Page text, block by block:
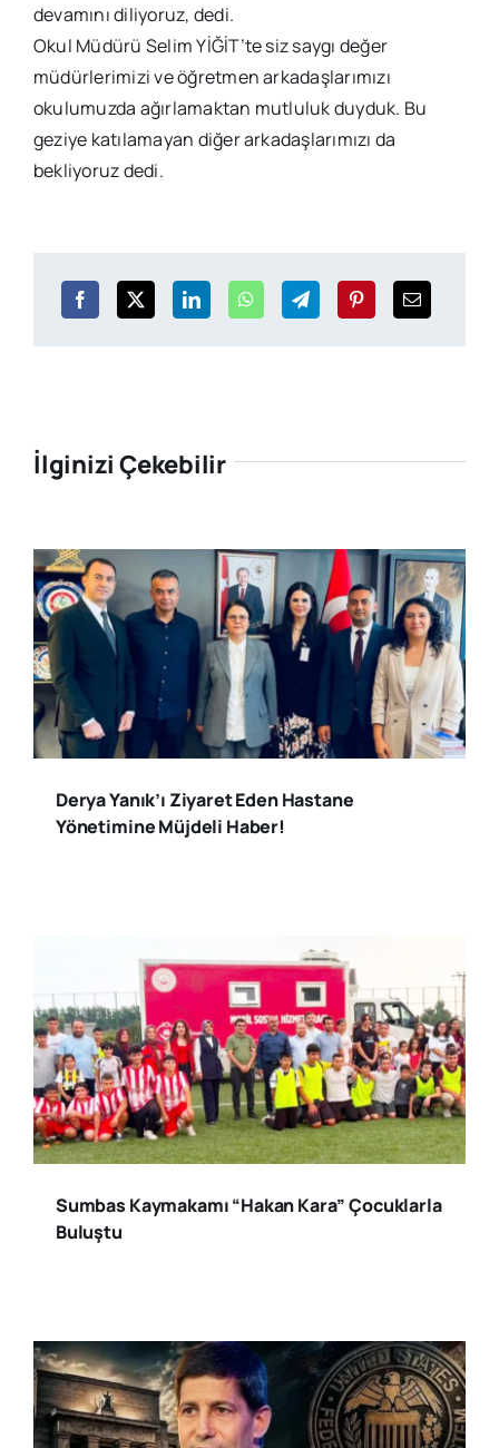
devamını diliyoruz, dedi.
Okul Müdürü Selim YİĞİT’te siz saygı değer
müdürlerimizi ve öğretmen arkadaşlarımızı
okulumuzda ağırlamaktan mutluluk duyduk. Bu
geziye katılamayan diğer arkadaşlarımızı da
bekliyoruz dedi.
İlginizi Çekebilir
Derya Yanık’ı Ziyaret Eden Hastane
Yönetimine Müjdeli Haber!
Sumbas Kaymakamı “Hakan Kara” Çocuklarla
Buluştu